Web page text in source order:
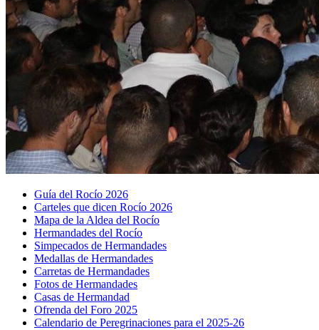
Guía del Rocío 2026
Carteles que dicen Rocío 2026
Mapa de la Aldea del Rocío
Hermandades del Rocío
Simpecados de Hermandades
Medallas de Hermandades
Carretas de Hermandades
Fotos de Hermandades
Casas de Hermandad
Ofrenda del Foro 2025
Calendario de Peregrinaciones para el 2025-26